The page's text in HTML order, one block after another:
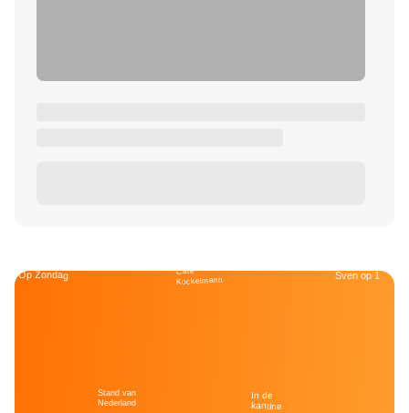
Op Zondag
Stand van
Nederland
Café
Kockelmann
In de
kantine
Sven op 1